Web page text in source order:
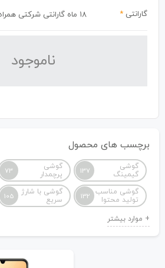
گارانتی * 18 ماه گارانتی شرکتی همراه با کد رجیستری
نا‌موجود
برچسب های محصول
گوشی
گیمینگ
137
گوشی
پرچمدار
73
گوشی مناسب
تولید محتوا
132
گوشی با شارژ
سریع
105